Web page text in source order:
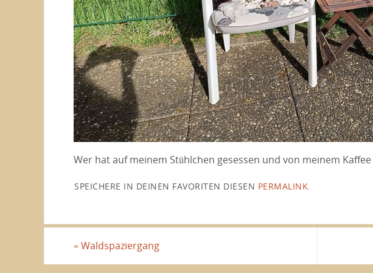
Wer hat auf meinem Stühlchen gesessen und von meinem
SPEICHERE IN DEINEN FAVORITEN DIESEN PERMALINK
« Waldspaziergang